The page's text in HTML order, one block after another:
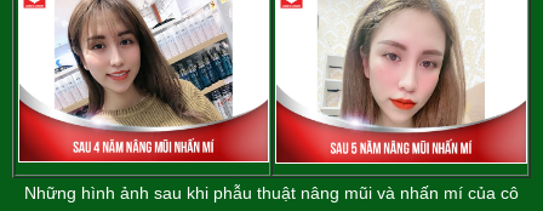
Những hình ảnh sau khi phẫu thuật nâng mũi và nhấn mí của cô